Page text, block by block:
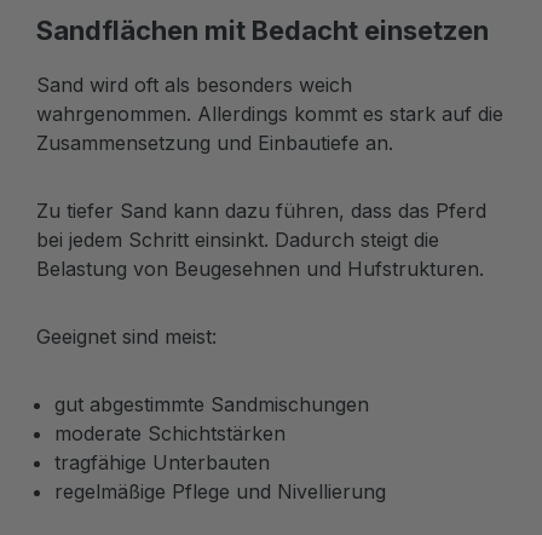
Sandflächen mit Bedacht einsetzen
Sand wird oft als besonders weich
wahrgenommen. Allerdings kommt es stark auf die
Zusammensetzung und Einbautiefe an.
Zu tiefer Sand kann dazu führen, dass das Pferd
bei jedem Schritt einsinkt. Dadurch steigt die
Belastung von Beugesehnen und Hufstrukturen.
Geeignet sind meist:
gut abgestimmte Sandmischungen
moderate Schichtstärken
tragfähige Unterbauten
regelmäßige Pflege und Nivellierung